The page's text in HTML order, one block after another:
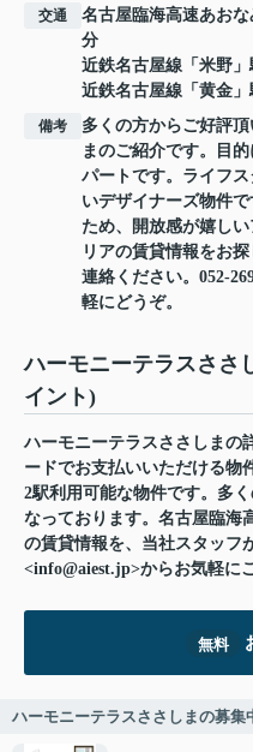
交通 名古屋臨海高速あおな
分
近鉄名古屋線 「 米野
近鉄名古屋線 「 黄金
備考
多くの方からご好評
まのご紹介です。目
パートです。ライフ
いデザイナーズ物件
ため、開放感が嬉し
リアの賃貸情報をお
連絡ください。052-
軽にどうぞ。
ハーモニーテラスささ
イント)
ハーモニーテラスささしまの
ードでお支払いいただける物
2駅利用可能な物件です。多
なっております。名古屋臨海
の賃貸情報を、当社スタッフ
<info@aiest.jp>からお気軽に
無料
ハーモニーテラスささしまの募集